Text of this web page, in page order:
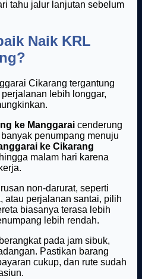
tahu jalur lanjutan sebelum
Naik KRL
Cikarang tergantung
lebih longgar,
ke Manggarai cenderung
penumpang menuju
ke Cikarang
malam hari karena
non-darurat, seperti
atau perjalanan santai, pilih
biasanya terasa lebih
lebih rendah.
pada jam sibuk,
Pastikan barang
cukup, dan rute sudah